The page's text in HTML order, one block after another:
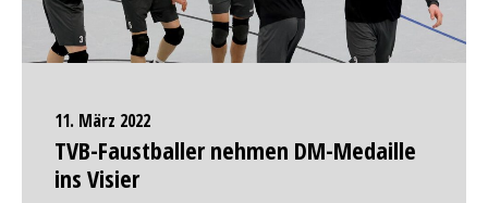
11. März 2022
TVB-Faustballer nehmen DM-Medaille
ins Visier